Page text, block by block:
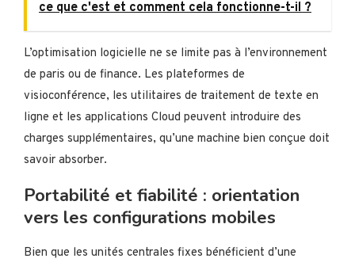
ce que c'est et comment cela fonctionne-t-il ?
L’optimisation logicielle ne se limite pas à l’environnement
de paris ou de finance. Les plateformes de
visioconférence, les utilitaires de traitement de texte en
ligne et les applications Cloud peuvent introduire des
charges supplémentaires, qu’une machine bien conçue doit
savoir absorber.
Portabilité et fiabilité : orientation
vers les configurations mobiles
Bien que les unités centrales fixes bénéficient d’une